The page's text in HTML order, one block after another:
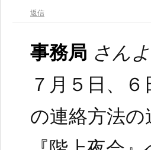
返信
事務局 さん
７月５日、
の連絡方法の